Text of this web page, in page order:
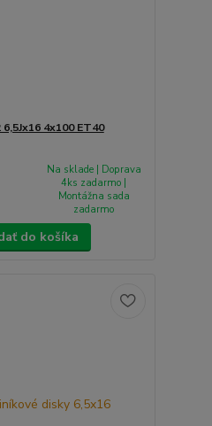
4x100 ET40
Na sklade | Doprava
4ks zadarmo |
Montážna sada
zadarmo
do košíka